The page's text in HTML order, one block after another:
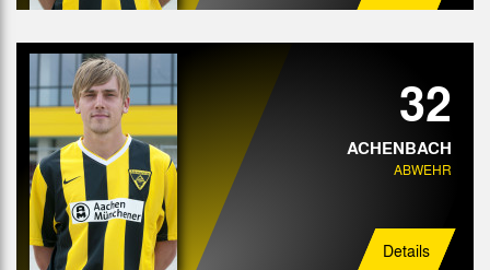
32
ACHENBACH
ABWEHR
Details